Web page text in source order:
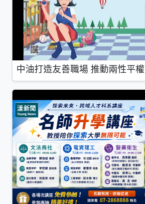
中油打造友善職場 推動兩性平權